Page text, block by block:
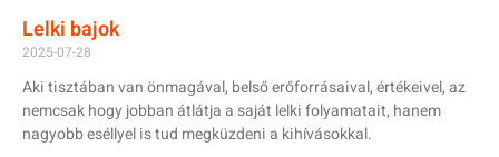
Lelki bajok
2025-07-28
Aki tisztában van önmagával, belső erőforrásaival, értékeivel, az
nemcsak hogy jobban átlátja a saját lelki folyamatait, hanem
nagyobb eséllyel is tud megküzdeni a kihívásokkal.